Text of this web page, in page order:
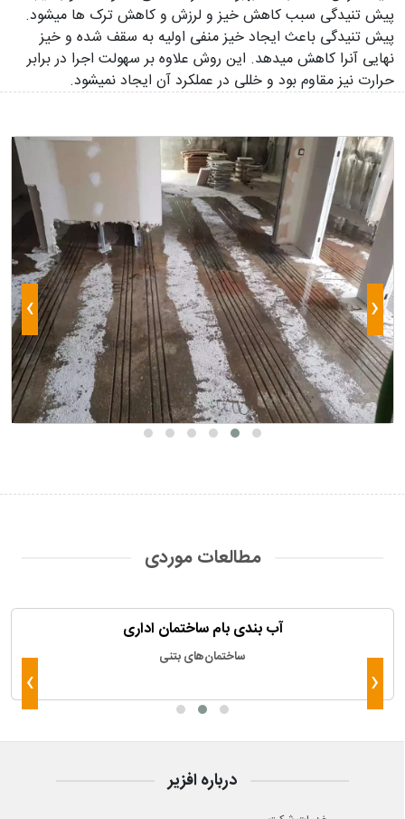
پیش تنیدگی سبب کاهش خیز و لرزش و کاهش ترک ها می­شود.
پیش تنیدگی باعث ایجاد خیز منفی اولیه به سقف شده و خیز
نهایی آنرا کاهش می­دهد. این روش علاوه بر سهولت اجرا در برابر
حرارت نیز مقاوم بود و خللی در عملکرد آن ایجاد نمی­شود.
‹
›
مطالعات موردی
آب بندی بام ساختمان اداری
ساختمان‌های بتنی
‹
›
درباره افزیر